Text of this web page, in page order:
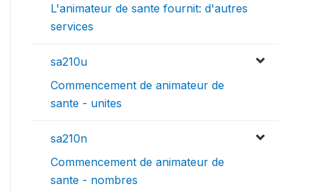
L'animateur de sante fournit: d'autres
services
sa210u
Commencement de animateur de
sante - unites
sa210n
Commencement de animateur de
sante - nombres